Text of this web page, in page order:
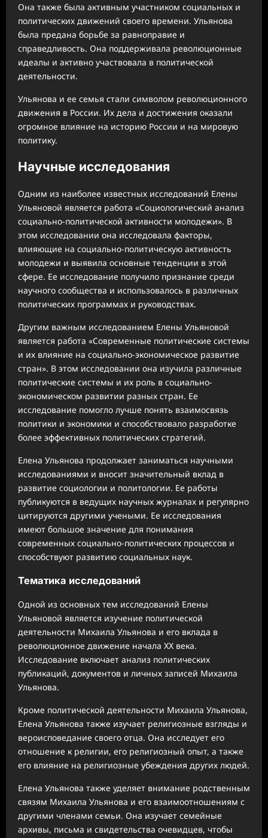
Она также была активным участником социальных и
политических движений своего времени. Ульянова
была предана борьбе за равноправие и
справедливость. Она поддерживала революционные
идеалы и активно участвовала в политической
деятельности.
Ульянова и ее семья стали символом революционного
движения в России. Их дела и достижения оказали
огромное влияние на историю России и на мировую
политику.
Научные исследования
Одним из наиболее известных исследований Елены
Ульяновой является работа «Социологический анализ
социально-политической активности молодежи». В
этом исследовании она исследовала факторы,
влияющие на социально-политическую активность
молодежи и выявила основные тенденции в этой
сфере. Ее исследование получило признание среди
научного сообщества и использовалось в различных
политических программах и руководствах.
Другим важным исследованием Елены Ульяновой
является работа «Современные политические системы
и их влияние на социально-экономическое развитие
стран». В этом исследовании она изучила различные
политические системы и их роль в социально-
экономическом развитии разных стран. Ее
исследование помогло лучше понять взаимосвязь
политики и экономики и способствовало разработке
более эффективных политических стратегий.
Елена Ульянова продолжает заниматься научными
исследованиями и вносит значительный вклад в
развитие социологии и политологии. Ее работы
публикуются в ведущих научных журналах и регулярно
цитируются другими учеными. Ее исследования
имеют большое значение для понимания
современных социально-политических процессов и
способствуют развитию социальных наук.
Тематика исследований
Одной из основных тем исследований Елены
Ульяновой является изучение политической
деятельности Михаила Ульянова и его вклада в
революционное движение начала XX века.
Исследование включает анализ политических
публикаций, документов и личных записей Михаила
Ульянова.
Кроме политической деятельности Михаила Ульянова,
Елена Ульянова также изучает религиозные взгляды и
вероисповедание своего отца. Она исследует его
отношение к религии, его религиозный опыт, а также
его влияние на религиозные убеждения других людей.
Елена Ульянова также уделяет внимание родственным
связям Михаила Ульянова и его взаимоотношениям с
другими членами семьи. Она изучает семейные
архивы, письма и свидетельства очевидцев, чтобы